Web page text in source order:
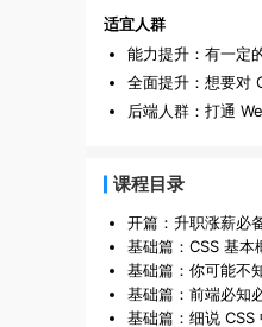
适宜人群
能力提升：有一定
全面提升：想要对
后端人群：打通
课程目录
开篇：升职涨薪必
基础篇：CSS 基本
基础篇：你可能不
基础篇：前端必知
基础篇：细说 CSS